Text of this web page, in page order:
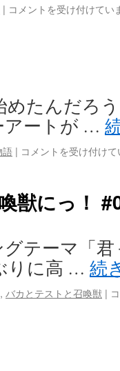
| ハ
#02
は
コメントを受け付けてい
たんだろ
アートが …
語 | Ascii
コメントを受け付け
獣にっ！
テーマ「君
りに高 … 続
, バカとテストと召喚獣 | バ